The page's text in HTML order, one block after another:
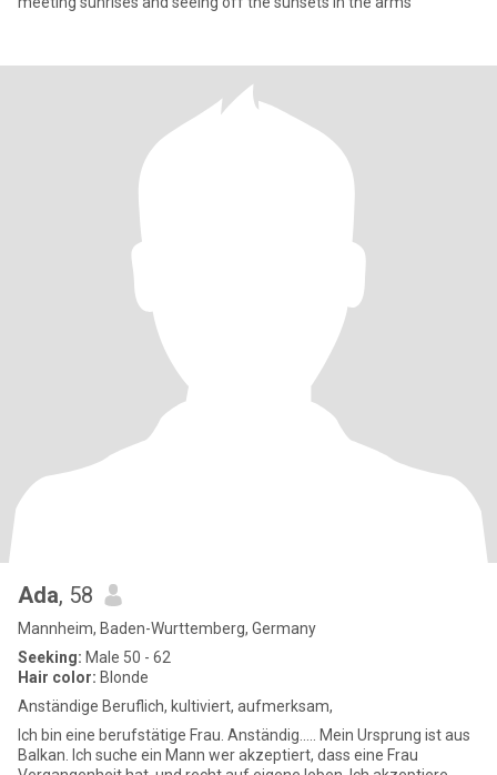
Ada, 58
Mannheim, Baden-Wurttemberg, Germany
Seeking: Male 50 - 62
Hair color: Blonde
Anständige Beruflich, kultiviert, aufmerksam,
Ich bin eine berufstätige Frau. Anständig..... Mein Ursprung ist aus
Balkan. Ich suche ein Mann wer akzeptiert, dass eine Frau